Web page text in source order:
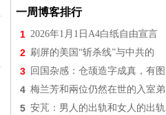
一周博客排行
1 2026年1月1日A4白纸自由宣言
2 刷屏的美国“斩杀线”与中共的
3 回国杂感：仓颉造字成真，有图
4 梅兰芳和兩位仍然在世的入室弟
5 安芃：男人的出轨和女人的出轨